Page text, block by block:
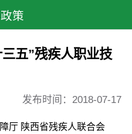
策
五”残疾人职业技
发布时间： 2018-07-17
厅 陕西省残疾人联合会